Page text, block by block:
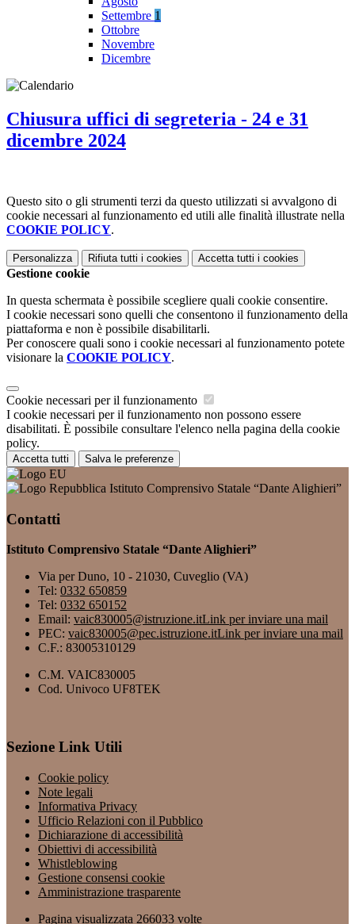
Settembre 1
Ottobre
Novembre
Dicembre
Chiusura uffici di segreteria - 24 e 31
dicembre 2024
Questo sito o gli strumenti terzi da questo utilizzati si avvalgono di
cookie necessari al funzionamento ed utili alle finalità illustrate nella
COOKIE POLICY.
Personalizza Rifiuta tutti i cookies Accetta tutti i cookies
Gestione cookie
In questa schermata è possibile scegliere quali cookie consentire.
I cookie necessari sono quelli che consentono il funzionamento della
piattaforma e non è possibile disabilitarli.
Per conoscere quali sono i cookie necessari al funzionamento potete
visionare la COOKIE POLICY.
Cookie necessari per il funzionamento
I cookie necessari per il funzionamento non possono essere
disabilitati. È possibile consultare l'elenco nella pagina della cookie
policy.
Accetta tutti Salva le preferenze
Istituto Comprensivo Statale “Dante Alighieri”
Contatti
Istituto Comprensivo Statale “Dante Alighieri”
Via per Duno, 10 - 21030, Cuveglio (VA)
Tel: 0332 650859
Tel: 0332 650152
Email: vaic830005@istruzione.itLink per inviare una mail
PEC: vaic830005@pec.istruzione.itLink per inviare una mail
C.F.: 83005310129
C.M. VAIC830005
Cod. Univoco UF8TEK
Sezione Link Utili
Cookie policy
Note legali
Informativa Privacy
Ufficio Relazioni con il Pubblico
Dichiarazione di accessibilità
Obiettivi di accessibilità
Whistleblowing
Gestione consensi cookie
Amministrazione trasparente
Pagina visualizzata 266033 volte